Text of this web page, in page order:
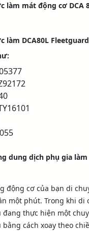
làm mát động cơ DCA
làm DCA80L
dung dịch phụ gia làm
động cơ của bạn di
một phút. Trong khi di
đang thực hiện một
bằng cách xoay theo